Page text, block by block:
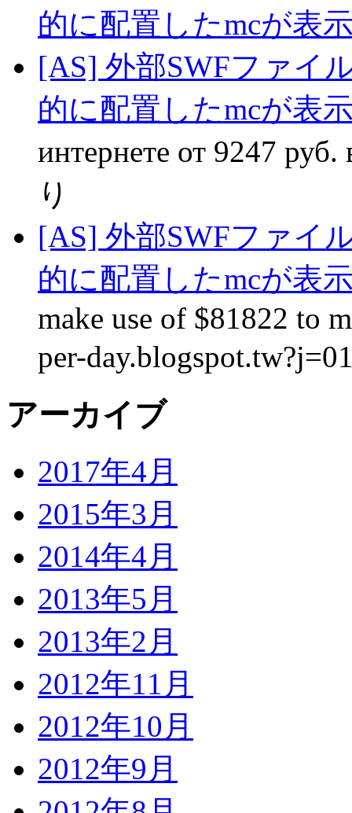
的に配置したmcが表
[AS] 外部SWFファイ
的に配置したmcが表
интернете от 9247
り
[AS] 外部SWFファイ
的に配置したmcが表
make use of $81822 to
per-
アーカイブ
2017年4月
2015年3月
2014年4月
2013年5月
2013年2月
2012年11月
2012年10月
2012年9月